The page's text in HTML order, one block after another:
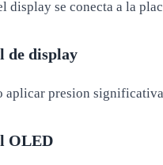
display se conecta a la
de display
aplicar presion
OLED